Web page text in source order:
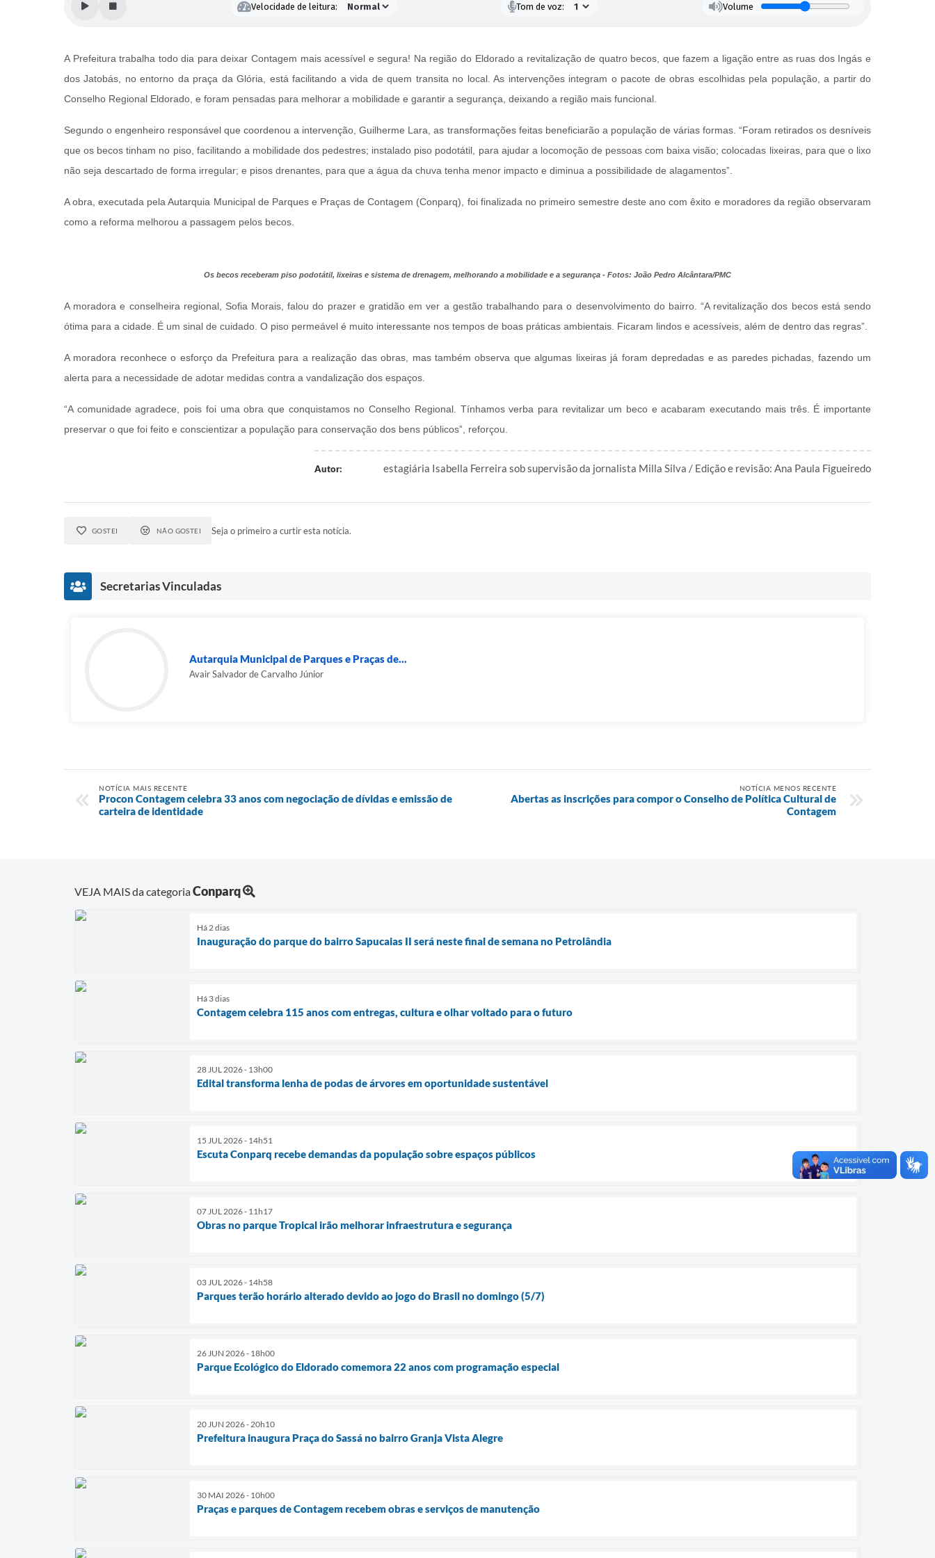
Velocidade de leitura: Tom de voz: Volume
A Prefeitura trabalha todo dia para deixar Contagem mais acessível e segura! Na região do Eldorado a revitalização de quatro becos, que fazem a ligação entre as ruas dos Ingás e
dos Jatobás, no entorno da praça da Glória, está facilitando a vida de quem transita no local. As intervenções integram o pacote de obras escolhidas pela população, a partir do
Conselho Regional Eldorado, e foram pensadas para melhorar a mobilidade e garantir a segurança, deixando a região mais funcional.
Segundo o engenheiro responsável que coordenou a intervenção, Guilherme Lara, as transformações feitas beneficiarão a população de várias formas. “Foram retirados os desníveis
que os becos tinham no piso, facilitando a mobilidade dos pedestres; instalado piso podotátil, para ajudar a locomoção de pessoas com baixa visão; colocadas lixeiras, para que o lixo
não seja descartado de forma irregular; e pisos drenantes, para que a água da chuva tenha menor impacto e diminua a possibilidade de alagamentos”.
A obra, executada pela Autarquia Municipal de Parques e Praças de Contagem (Conparq), foi finalizada no primeiro semestre deste ano com êxito e moradores da região observaram
como a reforma melhorou a passagem pelos becos.
Os becos receberam piso podotátil, lixeiras e sistema de drenagem, melhorando a mobilidade e a segurança - Fotos: João Pedro Alcântara/PMC
A moradora e conselheira regional, Sofia Morais, falou do prazer e gratidão em ver a gestão trabalhando para o desenvolvimento do bairro. “A revitalização dos becos está sendo
ótima para a cidade. É um sinal de cuidado. O piso permeável é muito interessante nos tempos de boas práticas ambientais. Ficaram lindos e acessíveis, além de dentro das regras”.
A moradora reconhece o esforço da Prefeitura para a realização das obras, mas também observa que algumas lixeiras já foram depredadas e as paredes pichadas, fazendo um
alerta para a necessidade de adotar medidas contra a vandalização dos espaços.
“A comunidade agradece, pois foi uma obra que conquistamos no Conselho Regional. Tínhamos verba para revitalizar um beco e acabaram executando mais três. É importante
preservar o que foi feito e conscientizar a população para conservação dos bens públicos”, reforçou.
Autor: estagiária Isabella Ferreira sob supervisão da jornalista Milla Silva / Edição e revisão: Ana Paula Figueiredo
GOSTEI NÃO GOSTEI Seja o primeiro a curtir esta notícia.
Secretarias Vinculadas
Autarquia Municipal de Parques e Praças de...
Avair Salvador de Carvalho Júnior
NOTÍCIA MAIS RECENTE
Procon Contagem celebra 33 anos com negociação de dívidas e emissão de
carteira de identidade
NOTÍCIA MENOS RECENTE
Abertas as inscrições para compor o Conselho de Política Cultural de
Contagem
VEJA MAIS da categoriaConparq
Há 2 dias
Inauguração do parque do bairro Sapucaias II será neste final de semana no Petrolândia
Há 3 dias
Contagem celebra 115 anos com entregas, cultura e olhar voltado para o futuro
28 JUL 2026 - 13h00
Edital transforma lenha de podas de árvores em oportunidade sustentável
15 JUL 2026 - 14h51
Escuta Conparq recebe demandas da população sobre espaços públicos
07 JUL 2026 - 11h17
Obras no parque Tropical irão melhorar infraestrutura e segurança
03 JUL 2026 - 14h58
Parques terão horário alterado devido ao jogo do Brasil no domingo (5/7)
26 JUN 2026 - 18h00
Parque Ecológico do Eldorado comemora 22 anos com programação especial
20 JUN 2026 - 20h10
Prefeitura inaugura Praça do Sassá no bairro Granja Vista Alegre
30 MAI 2026 - 10h00
Praças e parques de Contagem recebem obras e serviços de manutenção